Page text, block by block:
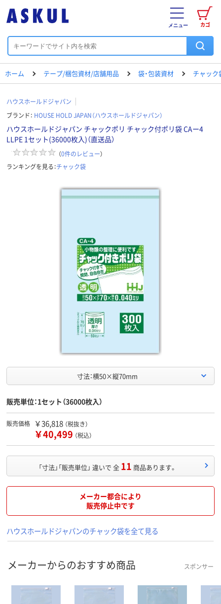
カゴ
メニュー
ホーム テープ/梱包資材/店舗用品 袋・包装資材 チャック
ハウスホールドジャパン
ブランド： HOUSE HOLD JAPAN（ハウスホールドジャパン）
ハウスホールドジャパン チャックポリ チャック付ポリ袋 CAー4
LLPE 1セット(36000枚入)（直送品）
（0件のレビュー）
ランキングを見る：チャック袋
寸法：横50×縦70mm
販売単位：1セット（36000枚入）
販売価格 ￥36,818 （税抜き）
￥40,499 （税込）
「寸法」「販売単位」 違いで 全 11 商品あります。
メーカー都合により
販売停止中です
ハウスホールドジャパンのチャック袋を全て見る
メーカーからのおすすめ商品 スポンサー